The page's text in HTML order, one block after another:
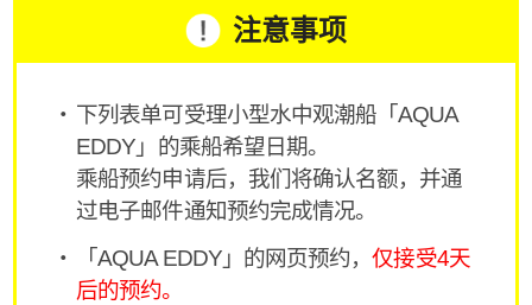
注意事项
下列表单可受理小型水中观潮船「AQUA
EDDY」的乘船希望日期。
乘船预约申请后，我们将确认名额，并通
过电子邮件通知预约完成情况。
「AQUA EDDY」的网页预约，仅接受4天
后的预约。